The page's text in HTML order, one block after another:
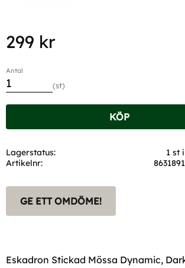
299 kr
Antal
st
KÖP
Lagerstatus
1 st
Artikelnr
GE ETT OMDÖME!
Eskadron Stickad Mössa Dynamic,